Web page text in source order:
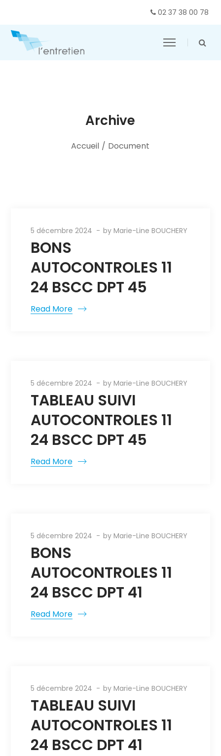
02 37 38 00 78
Archive
Accueil / Document
5 décembre 2024 byMarie-Line BOUCHERY
BONS
AUTOCONTROLES 11
24 BSCC DPT 45
Read More
5 décembre 2024 byMarie-Line BOUCHERY
TABLEAU SUIVI
AUTOCONTROLES 11
24 BSCC DPT 45
Read More
5 décembre 2024 byMarie-Line BOUCHERY
BONS
AUTOCONTROLES 11
24 BSCC DPT 41
Read More
5 décembre 2024 byMarie-Line BOUCHERY
TABLEAU SUIVI
AUTOCONTROLES 11
24 BSCC DPT 41